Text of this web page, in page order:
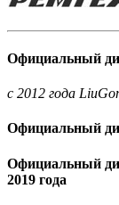
Официальный
c 2012 года
Официальный
Официальный
2019 года